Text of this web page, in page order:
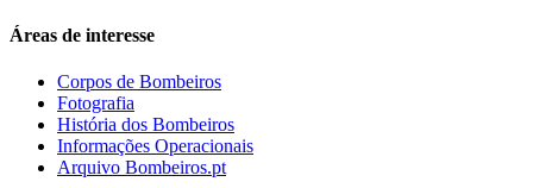
Áreas de interesse
Corpos de Bombeiros
Fotografia
História dos Bombeiros
Informações Operacionais
Arquivo Bombeiros.pt